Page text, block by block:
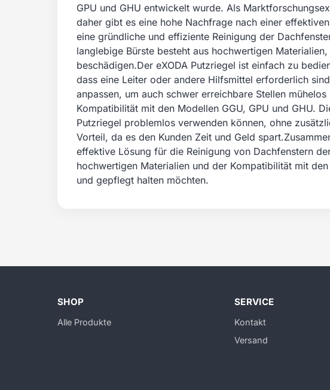
GPU und GHU entwickelt wurde. Als
daher gibt es eine hohe Nachfrage nach einer
eine gründliche und effiziente Reinigung der
langlebige Bürste besteht aus hochwertigen
beschädigen.Der eXODA Putzriegel ist einfach zu
dass eine Leiter oder andere Hilfsmittel erforderlich
anpassen, um auch schwer erreichbare Stellen
Kompatibilität mit den Modellen GGU, GPU und GHU.
Putzriegel problemlos verwenden können, ohne
Vorteil, da es den Kunden Zeit und Geld
effektive Lösung für die Reinigung von Dachfenstern
hochwertigen Materialien und der Kompatibilität mit
und gepflegt halten möchten.
SHOP
Alle Produkte
SERVICE
Kontakt
Versand